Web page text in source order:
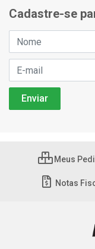
Cadastre-se
Meus
Notas